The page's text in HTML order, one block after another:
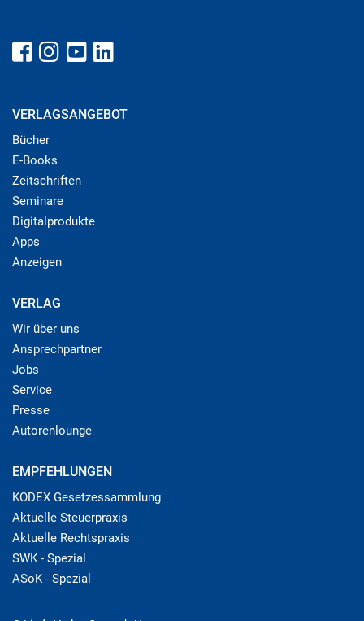
VERLAGSANGEBOT
Bücher
E-Books
Zeitschriften
Seminare
Digitalprodukte
Apps
Anzeigen
VERLAG
Wir über uns
Ansprechpartner
Jobs
Service
Presse
Autorenlounge
EMPFEHLUNGEN
KODEX Gesetzessammlung
Aktuelle Steuerpraxis
Aktuelle Rechtspraxis
SWK - Spezial
ASoK - Spezial